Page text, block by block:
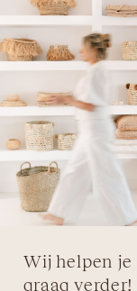
Wij helpen je
graag verder!